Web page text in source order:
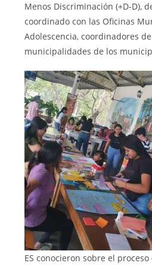
Menos Discriminación (+D-D),
coordinado con las Oficinas
Adolescencia, coordinadores de
municipalidades de los
ES conocieron sobre el